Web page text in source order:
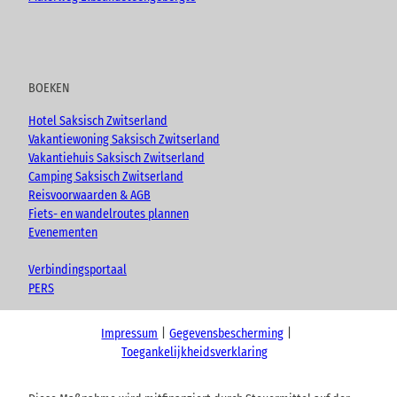
BOEKEN
Hotel Saksisch Zwitserland
Vakantiewoning Saksisch Zwitserland
Vakantiehuis Saksisch Zwitserland
Camping Saksisch Zwitserland
Reisvoorwaarden & AGB
Fiets- en wandelroutes plannen
Evenementen
Verbindingsportaal
PERS
Impressum
Gegevensbescherming
Toegankelijkheidsverklaring